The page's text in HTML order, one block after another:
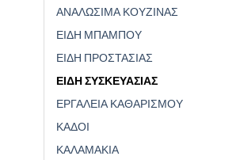
ΑΝΑΛΩΣΙΜΑ ΚΟΥΖΙΝΑΣ
ΕΙΔΗ ΜΠΑΜΠΟΥ
ΕΙΔΗ ΠΡΟΣΤΑΣΙΑΣ
ΕΙΔΗ ΣΥΣΚΕΥΑΣΙΑΣ
ΕΡΓΑΛΕΙΑ ΚΑΘΑΡΙΣΜΟΥ
ΚΑΔΟΙ
ΚΑΛΑΜΑΚΙΑ